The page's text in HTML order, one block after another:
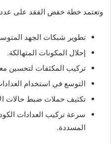
وتعتمد خطة خفض الفقد على عدد
تطوير شبكات الجهد
إحلال المكونات المتهالكة.
تركيب المكثفات لتحسين
التوسع في استخدام
تكثيف حملات ضبط حالات
سرعة تركيب العدادات
المسددة.